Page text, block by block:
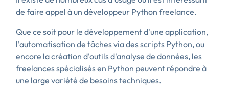
de faire appel à un développeur Python freelance.
Que ce soit pour le développement d'une application,
l'automatisation de tâches via des scripts Python, ou
encore la création d'outils d'analyse de données, les
freelances spécialisés en Python peuvent répondre à
une large variété de besoins techniques.